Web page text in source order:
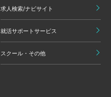
求人検索/ナビサイト
就活サポートサービス
スクール・その他